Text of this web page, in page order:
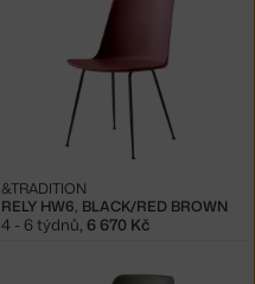
RELY HW6, BLACK/RED BROWN
&TRADITION
4 - 6 týdnů, 6 670 Kč